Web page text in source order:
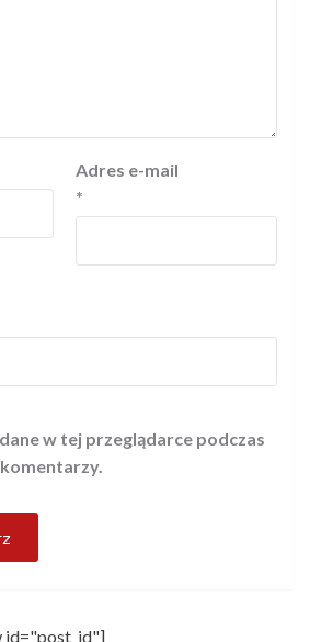
Adres e-mail
*
w tej przeglądarce podczas
id="post_id"]